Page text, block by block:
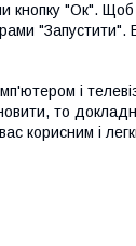
кнопку "Ок".
"Запустити".
і
то
корисним і